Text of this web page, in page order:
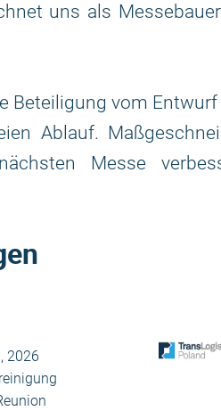
uns als
Beteiligung vom
Ablauf.
Messe
2026